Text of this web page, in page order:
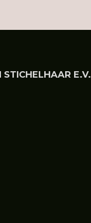
STICHELHAAR E.V.